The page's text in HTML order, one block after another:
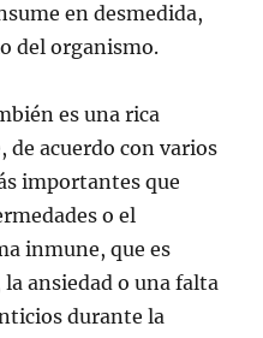
en desmedida,
del organismo.
es una rica
acuerdo con varios
importantes que
o el
inmune, que es
ansiedad o una falta
durante la